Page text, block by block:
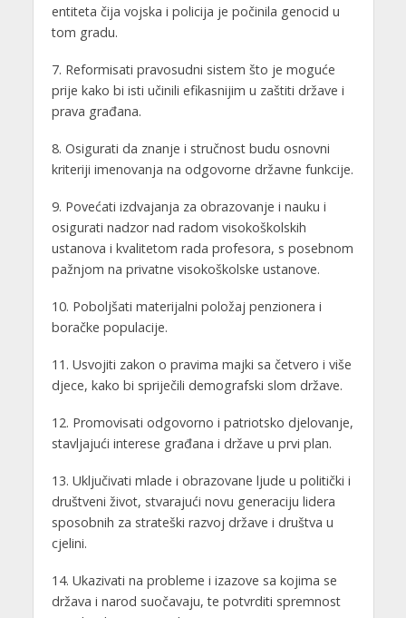
entiteta čija vojska i policija je počinila genocid u
tom gradu.
7. Reformisati pravosudni sistem što je moguće
prije kako bi isti učinili efikasnijim u zaštiti države i
prava građana.
8. Osigurati da znanje i stručnost budu osnovni
kriteriji imenovanja na odgovorne državne funkcije.
9. Povećati izdvajanja za obrazovanje i nauku i
osigurati nadzor nad radom visokoškolskih
ustanova i kvalitetom rada profesora, s posebnom
pažnjom na privatne visokoškolske ustanove.
10. Poboljšati materijalni položaj penzionera i
boračke populacije.
11. Usvojiti zakon o pravima majki sa četvero i više
djece, kako bi spriječili demografski slom države.
12. Promovisati odgovorno i patriotsko djelovanje,
stavljajući interese građana i države u prvi plan.
13. Uključivati mlade i obrazovane ljude u politički i
društveni život, stvarajući novu generaciju lidera
sposobnih za strateški razvoj države i društva u
cjelini.
14. Ukazivati na probleme i izazove sa kojima se
država i narod suočavaju, te potvrditi spremnost